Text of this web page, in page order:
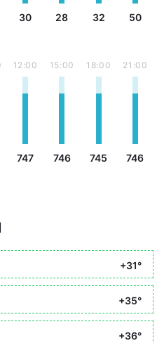
30 28 32 50
12:00
747
15:00
746
18:00
745
21:00
746
+31°
+35°
+36°